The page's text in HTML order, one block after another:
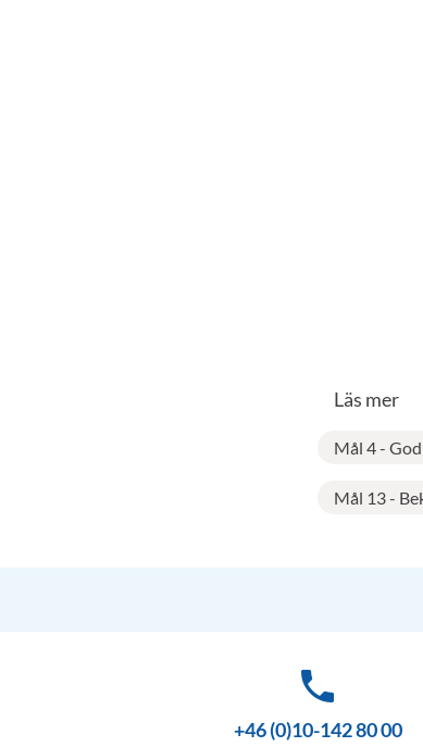
Läs mer
Mål 4 -
Mål 13 -
phone
+46 (0)10-142 80 00